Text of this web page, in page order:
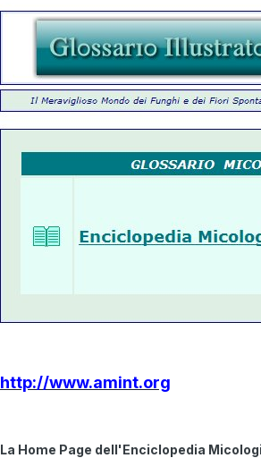
http://www.amint.org
La Home Page dell'Enciclopedia